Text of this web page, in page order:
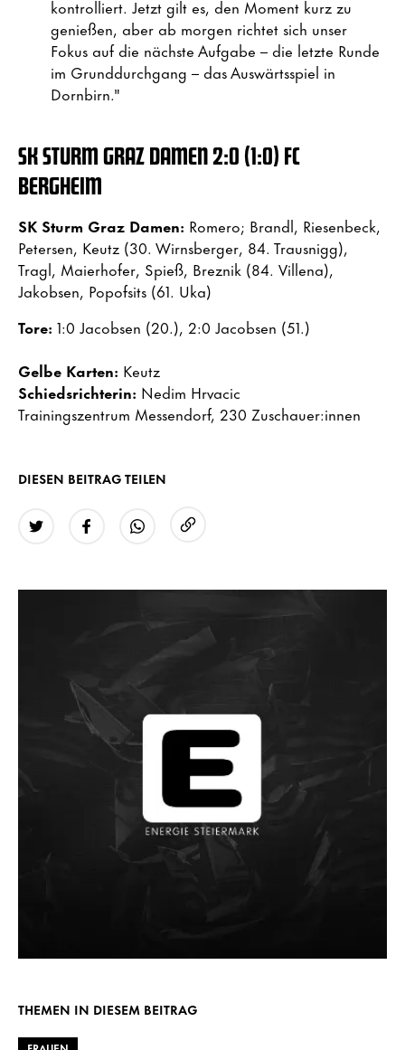
kontrolliert. Jetzt gilt es, den Moment kurz zu
genießen, aber ab morgen richtet sich unser
Fokus auf die nächste Aufgabe – die letzte Runde
im Grunddurchgang – das Auswärtsspiel in
Dornbirn."
SK STURM GRAZ DAMEN 2:0 (1:0) FC
BERGHEIM
SK Sturm Graz Damen: Romero; Brandl, Riesenbeck,
Petersen, Keutz (30. Wirnsberger, 84. Trausnigg),
Tragl, Maierhofer, Spieß, Breznik (84. Villena),
Jakobsen, Popofsits (61. Uka)
Tore: 1:0 Jacobsen (20.), 2:0 Jacobsen (51.)
Gelbe Karten: Keutz
Schiedsrichterin: Nedim Hrvacic
Trainingszentrum Messendorf, 230 Zuschauer:innen
DIESEN BEITRAG TEILEN
THEMEN IN DIESEM BEITRAG